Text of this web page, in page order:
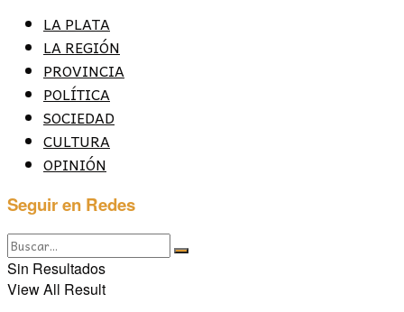
LA PLATA
LA REGIÓN
PROVINCIA
POLÍTICA
SOCIEDAD
CULTURA
OPINIÓN
Seguir en Redes
Sin Resultados
View All Result